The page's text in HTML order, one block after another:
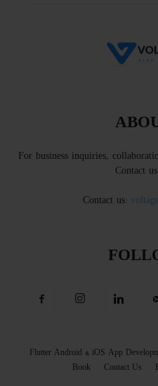
For business inquiries,
Contact
Contact us:
Flutter Android & iOS App
Book
Contact Us